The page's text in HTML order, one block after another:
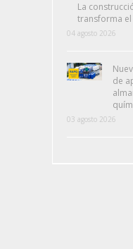
La
transforma
04 agosto 2026
de
03 agosto 2026